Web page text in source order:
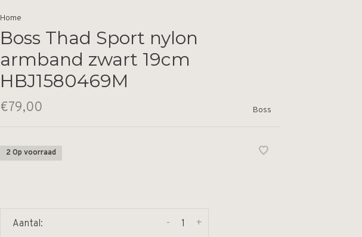
Home
Boss Thad Sport nylon
armband zwart 19cm
HBJ1580469M
€79,00 Boss
2 Op voorraad
Aantal: +
-